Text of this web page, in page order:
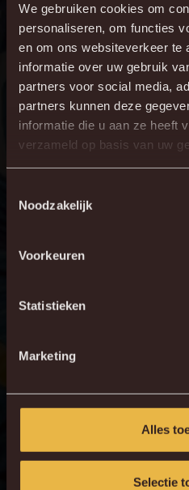
We gebruiken cookies om
personaliseren, om functies
en om ons websiteverkeer te
informatie over uw gebruik
partners voor social media,
partners kunnen deze
informatie die u aan ze heeft
verzameld op basis van uw
Noodzakelijk
Voorkeuren
Statistieken
Marketing
Alles
Selectie
“Ik ben blij om in deze
hier echt thuis”, zegt Nacho.
op het veld te staan en te
Hoe kijk ik terug op de
Play-Offs? Het was geweldig.
naar meer.” (lacht)
WORD OOK
PLOEG
Doe jij net zoals Nacho en
dan nu je abonnement voor
Mechelen jouw stad is en
KOOP JE ABO